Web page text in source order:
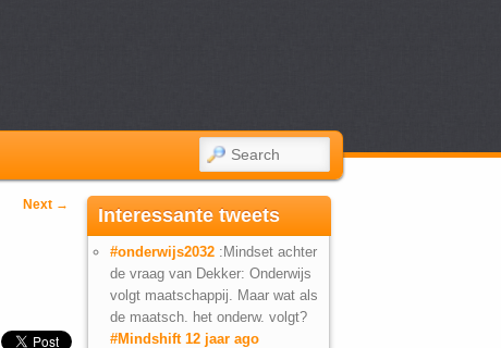
SEARCH
Next → Interessante tweets
#onderwijs2032 :Mindset achter
de vraag van Dekker: Onderwijs
volgt maatschappij. Maar wat als
de maatsch. het onderw. volgt?
#Mindshift 12 jaar ago